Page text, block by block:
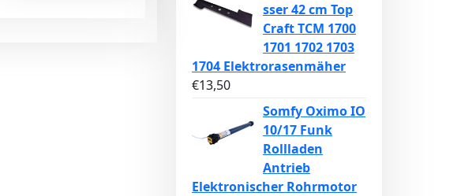
sser 42 cm Top
Craft TCM 1700
1701 1702 1703
1704 Elektrorasenmäher
€13,50
Somfy Oximo IO
10/17 Funk
Rollladen
Antrieb
Elektronischer Rohrmotor